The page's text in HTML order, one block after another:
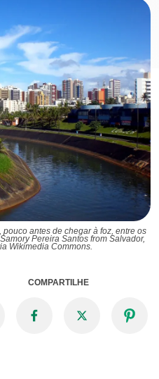
antes de chegar à foz, entre os
Pereira Santos from Salvador,
Wikimedia Commons.
COMPARTILHE